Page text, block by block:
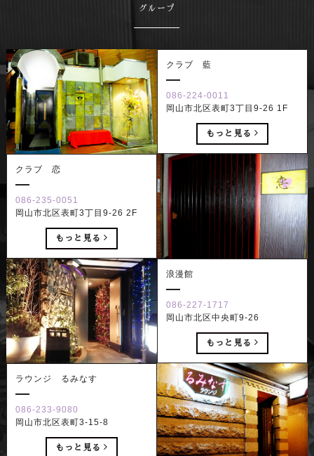
グループ
クラブ 藍
086-224-0011
岡山市北区表町3丁目9-26 1F
もっと見る
クラブ 恋
086-235-0051
岡山市北区表町3丁目9-26 2F
もっと見る
浪漫館
086-227-1717
岡山市北区中央町9-26
もっと見る
ラウンジ るみなす
086-233-9080
岡山市北区表町3-15-8
もっと見る